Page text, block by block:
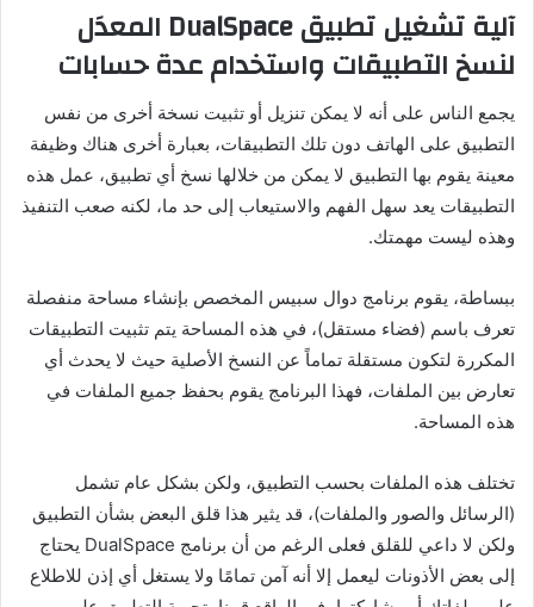
آلية تشغيل تطبيق DualSpace المعدَل
لنسخ التطبيقات واستخدام عدة حسابات
يجمع الناس على أنه لا يمكن تنزيل أو تثبيت نسخة أخرى من نفس
التطبيق على الهاتف دون تلك التطبيقات، بعبارة أخرى هناك وظيفة
معينة يقوم بها التطبيق لا يمكن من خلالها نسخ أي تطبيق، عمل هذه
التطبيقات يعد سهل الفهم والاستيعاب إلى حد ما، لكنه صعب التنفيذ
وهذه ليست مهمتك.
ببساطة، يقوم برنامج دوال سبيس المخصص بإنشاء مساحة منفصلة
تعرف باسم (فضاء مستقل)، في هذه المساحة يتم تثبيت التطبيقات
المكررة لتكون مستقلة تماماً عن النسخ الأصلية حيث لا يحدث أي
تعارض بين الملفات، فهذا البرنامج يقوم بحفظ جميع الملفات في
هذه المساحة.
تختلف هذه الملفات بحسب التطبيق، ولكن بشكل عام تشمل
(الرسائل والصور والملفات)، قد يثير هذا قلق البعض بشأن التطبيق
ولكن لا داعي للقلق فعلى الرغم من أن برنامج DualSpace يحتاج
إلى بعض الأذونات ليعمل إلا أنه آمن تمامًا ولا يستغل أي إذن للاطلاع